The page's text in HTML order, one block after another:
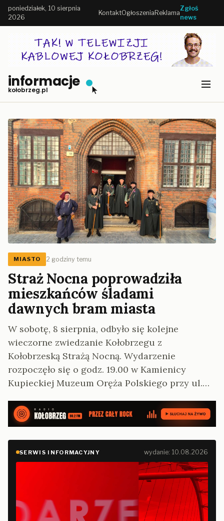
poniedziałek, 10 sierpnia
2026
KontaktOgłoszenia Reklama
Zgłoś
news
informacje
kołobrzeg.pl
MIASTO 2 godziny temu
Straż Nocna poprowadziła
mieszkańców śladami
dawnych bram miasta
W sobotę, 8 sierpnia, odbyło się kolejne
wieczorne zwiedzanie Kołobrzegu z
Kołobrzeską Strażą Nocną. Wydarzenie
rozpoczęło się o godz. 19.00 w Kamienicy
Kupieckiej Muzeum Oręża Polskiego przy ul.…
SERWIS INFORMACYJNY wydanie: 10.08.2026